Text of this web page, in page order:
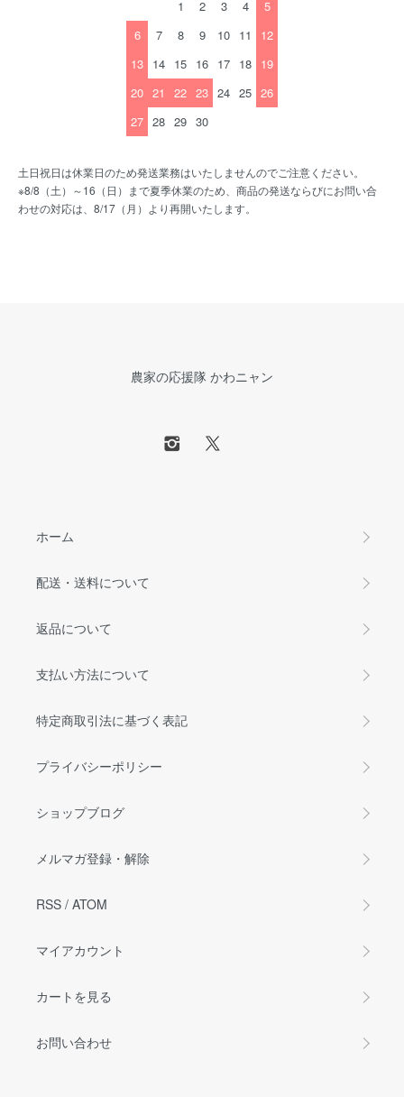
1
2 3 4
5
6
7 8 9 10 11
12
13 14 15 16 17 18 19
20 21 22 23 24 25 26
27 28 29 30
土日祝日は休業日のため発送業務はいたしませんのでご注意ください。
※8/8（土）～16（日）まで夏季休業のため、商品の発送ならびにお問い合
わせの対応は、8/17（月）より再開いたします。
農家の応援隊 かわニャン
ホーム
配送・送料について
返品について
支払い方法について
特定商取引法に基づく表記
プライバシーポリシー
ショップブログ
メルマガ登録・解除
RSS / ATOM
マイアカウント
カートを見る
お問い合わせ